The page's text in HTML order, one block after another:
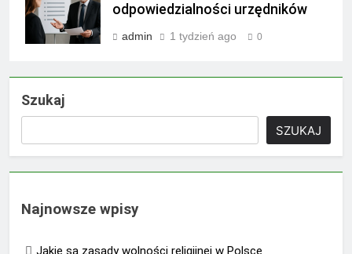
odpowiedzialności urzędników
admin 1 tydzień ago 0
Szukaj
SZUKAJ
Najnowsze wpisy
Jakie są zasady wolności religijnej w Polsce